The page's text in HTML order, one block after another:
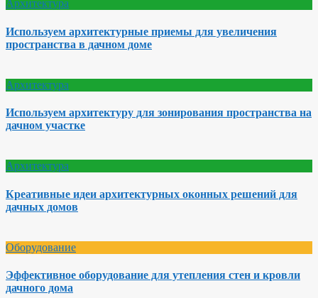
Архитектура
Используем архитектурные приемы для увеличения
пространства в дачном доме
Архитектура
Используем архитектуру для зонирования пространства на
дачном участке
Архитектура
Креативные идеи архитектурных оконных решений для
дачных домов
Оборудование
Эффективное оборудование для утепления стен и кровли
дачного дома